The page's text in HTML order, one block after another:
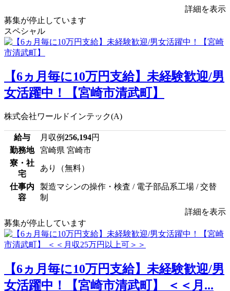
詳細を表示
募集が停止しています
スペシャル
【6ヵ月毎に10万円支給】未経験歓迎/男
女活躍中！【宮崎市清武町】
株式会社ワールドインテック(A)
給与 月収例256,194円
勤務地
宮崎県 宮崎市
寮・社
宅
あり（無料）
仕事内
容
製造マシンの操作・検査 / 電子部品系工場 / 交替
制
詳細を表示
募集が停止しています
【6ヵ月毎に10万円支給】未経験歓迎/男
女活躍中！【宮崎市清武町】 ＜＜月...